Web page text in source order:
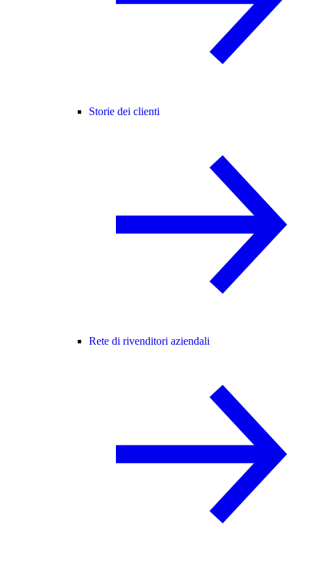
Storie dei clienti
Rete di rivenditori aziendali